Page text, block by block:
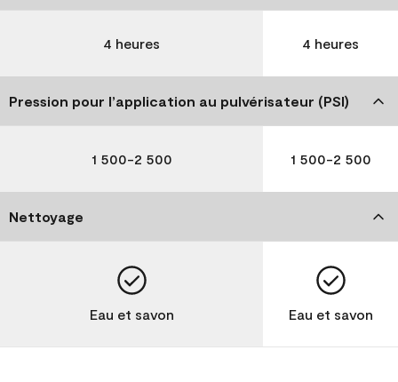
4 heures 4 heures
Pression pour l’application au pulvérisateur (PSI)
1 500-2 500 1 500-2 500
Nettoyage
Eau et savon Eau et savon